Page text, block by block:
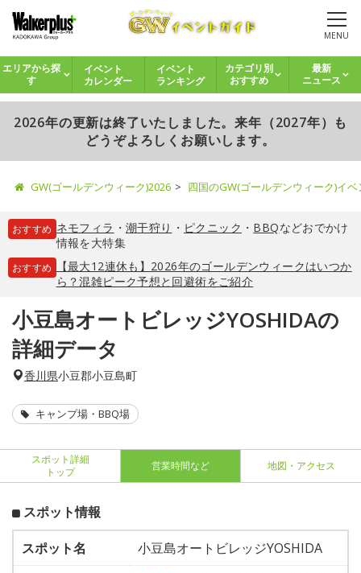
MENU
エリアから探
す
イベント
カレンダー
イベント
ランキング
カテゴリ別
おすすめ
最新
ニュース
2026年の更新は終了いたしました。来年（2027年）も
どうぞよろしくお願いします。
GW(ゴールデンウィーク)2026 四国のGW(ゴールデンウィーク)イ
おすすめ ネモフィラ ・ 潮干狩り ・ ピクニック ・ BBQなどおでかけ
情報を大特集
おすすめ
【最大12連休も】2026年のゴールデンウィークはいつか
ら？混雑ピーク予想と回避術をご紹介
小豆島オートビレッジYOSHIDAの
詳細データ
香川県小豆郡小豆島町
キャンプ場・BBQ場
スポット詳細
トップ
営業時間など 地図・アクセス
スポット情報
スポット名
小豆島オートビレッジYOSHIDA